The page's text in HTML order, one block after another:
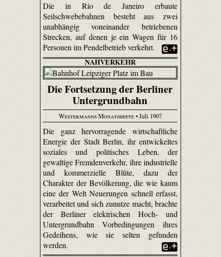
Die in Rio de Janeiro erbaute
Seilschwebebahnen besteht aus zwei
unabhängig voneinander betriebenen
Strecken, auf denen je ein Wagen für 16
Personen im Pendelbetrieb verkehrt.
NAHVERKEHR
Die Fortsetzung der Berliner
Untergrundbahn
Westermanns Monatshefte• Juli 1907
Die ganz hervorragende wirtschaftliche
Energie der Stadt Berlin, ihr entwickeltes
soziales und politisches Leben, der
gewaltige Fremdenverkehr, ihre industrielle
und kommerzielle Blüte, dazu der
Charakter der Bevölkerung, die wie kaum
eine der Welt Neuerungen schnell erfasst,
verarbeitet und sich zunutze macht, brachte
der Berliner elektrischen Hoch- und
Untergrundbahn Vorbedingungen ihres
Gedeihens, wie sie selten gefunden
werden.